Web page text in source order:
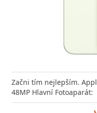
Začni tím nejlepším.
48MP Hlavní Fotoaparát: